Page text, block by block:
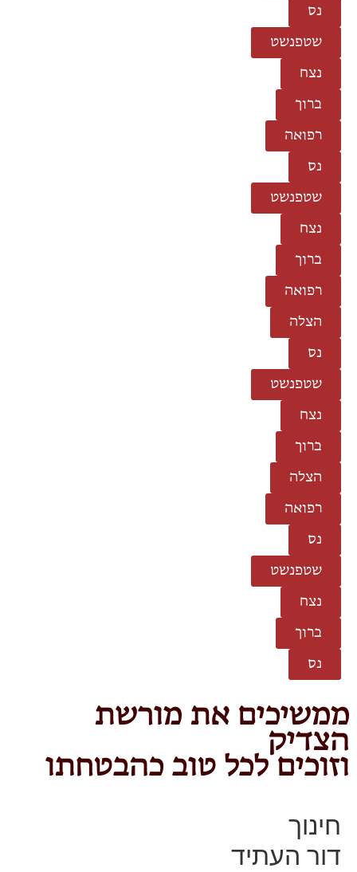
נס
שטפנשט
נצח
ברוך
רפואה
נס
שטפנשט
נצח
ברוך
רפואה
הצלה
נס
שטפנשט
נצח
ברוך
הצלה
רפואה
נס
שטפנשט
נצח
ברוך
נס
ממשיכים את מורשת
הצדיק
וזוכים לכל טוב כהבטחתו
חינוך
דור העתיד